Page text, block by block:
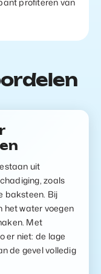
profiteren van
uit
zoals
baksteen. Bij
het water voegen
Met
er niet: de lage
de gevel volledig